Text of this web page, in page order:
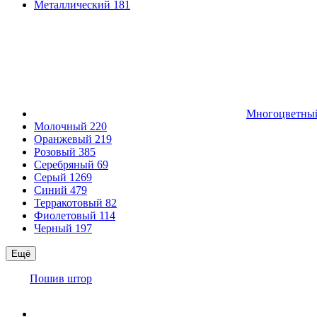
Металлический 181
Молочный 220
Оранжевый 219
Розовый 385
Серебряный 69
Серый 1269
Синий 479
Терракотовый 82
Фиолетовый 114
Черный 197
Ещё
Пошив штор